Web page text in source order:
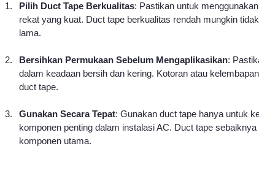
Pilih Duct Tape Berkualitas: Pastikan untuk
rekat yang kuat. Duct tape berkualitas rendah mungkin
lama.
Bersihkan Permukaan Sebelum Mengaplikasikan:
dalam keadaan bersih dan kering. Kotoran atau
duct tape.
Gunakan Secara Tepat: Gunakan duct tape hanya untuk
komponen penting dalam instalasi AC. Duct tape
komponen utama.